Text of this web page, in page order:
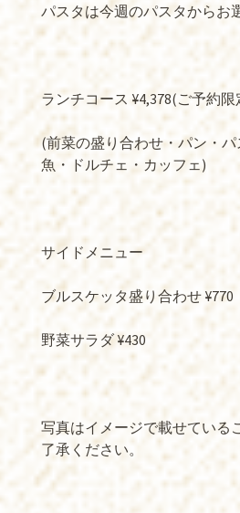
パスタは今週のパスタからお
ランチコース ¥4,378(ご予約限
(前菜の盛り合わせ・パン・
魚・ドルチェ・カッフェ)
サイドメニュー
ブルスケッタ盛り合わせ ¥770
野菜サラダ ¥430
写真はイメージで載せている
了承ください。